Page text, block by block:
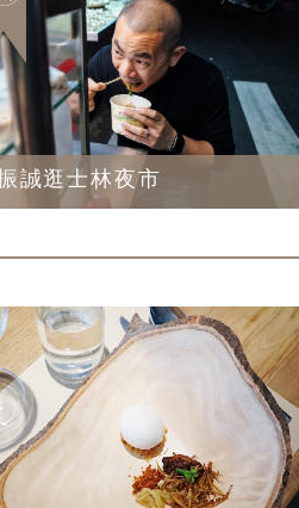
誠逛士林夜市